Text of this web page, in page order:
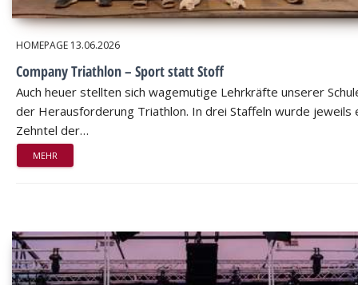
HOMEPAGE 13.06.2026
Company Triathlon – Sport statt Stoff
Auch heuer stellten sich wagemutige Lehrkräfte unserer
der Herausforderung Triathlon. In drei Staffeln wurde jeweils
Zehntel der…
MEHR